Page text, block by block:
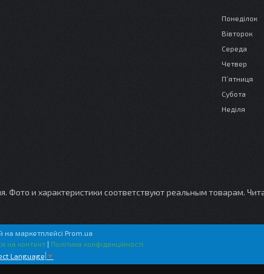
Понеділок
Вівторок
Середа
Четвер
Пʼятниця
Субота
Неділя
и характеристики соответствуют реальным товарам.
на маркетплейсі Prom.ua
на контент | Політика конфіденційності
Language ▼